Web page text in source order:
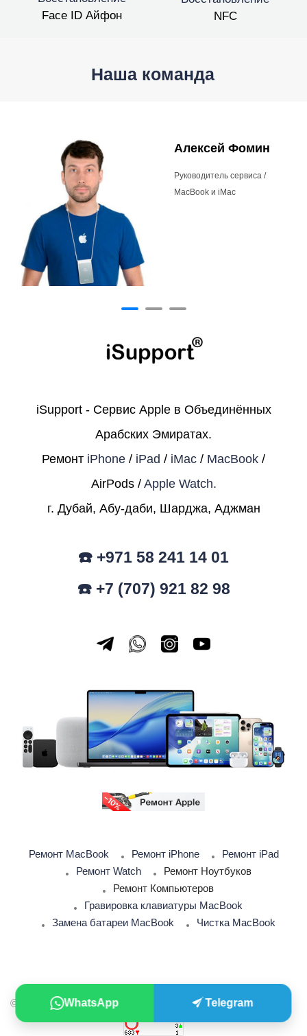
WhatsApp Telegram
Face ID Айфон
NFC
Наша команда
Алексей Фомин
Руководитель сервиса /
MacBook и iMac
iSupport - Сервис Apple в Объединённых
Арабских Эмиратах.
Ремонт iPhone / iPad / iMac / MacBook /
AirPods / Apple Watch.
г. Дубай, Абу-даби, Шарджа, Аджман
☎️ +971 58 241 14 01
☎️ +7 (707) 921 82 98
Ремонт MacBook Ремонт iPhone
Ремонт iPad
Ремонт Watch
Ремонт Ноутбуков
Ремонт Компьютеров
Гравировка клавиатуры MacBook
Замена батареи MacBook
Чистка MacBook
© 2026 iSupport. Сервисный центр Apple